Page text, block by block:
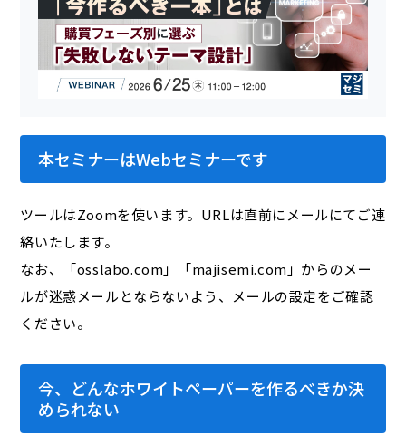
本セミナーはWebセミナーです
ツールはZoomを使います。URLは直前にメールにてご連
絡いたします。
なお、「osslabo.com」「majisemi.com」からのメー
ルが迷惑メールとならないよう、メールの設定をご確認
ください。
今、どんなホワイトペーパーを作るべきか決
められない